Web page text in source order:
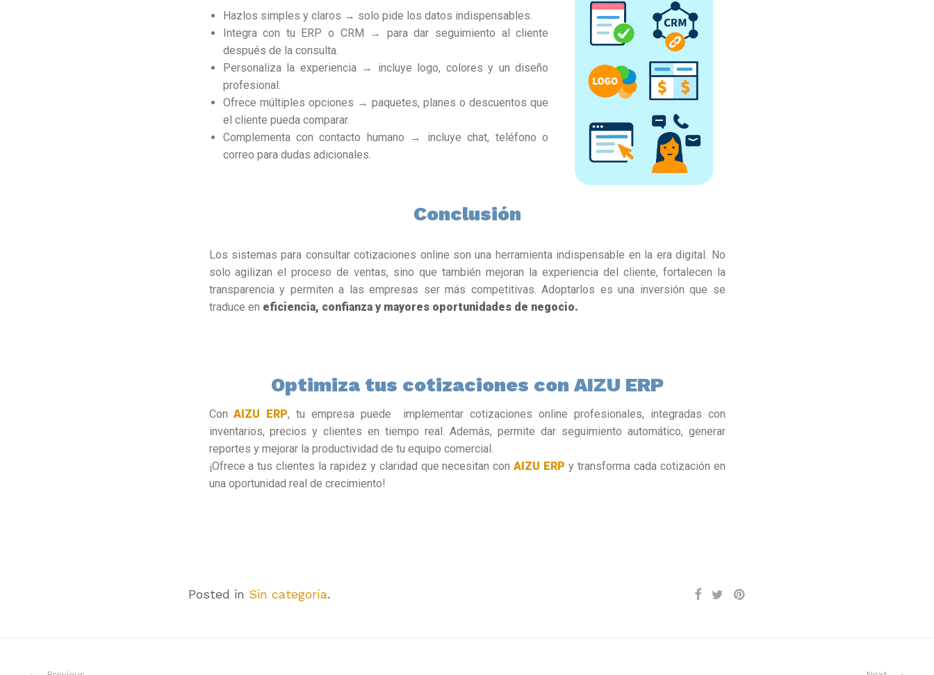
Hazlos simples y claros → solo pide los datos indispensables.
Integra con tu ERP o CRM → para dar seguimiento al cliente
después de la consulta.
Personaliza la experiencia → incluye logo, colores y un diseño
profesional.
Ofrece múltiples opciones → paquetes, planes o descuentos que
el cliente pueda comparar.
Complementa con contacto humano → incluye chat, teléfono o
correo para dudas adicionales.
Conclusión
Los sistemas para consultar cotizaciones online son una herramienta indispensable en la era digital. No
solo agilizan el proceso de ventas, sino que también mejoran la experiencia del cliente, fortalecen la
transparencia y permiten a las empresas ser más competitivas. Adoptarlos es una inversión que se
traduce en eficiencia, confianza y mayores oportunidades de negocio.
Optimiza tus cotizaciones con AIZU ERP
ConAIZU ERP, tu empresa puede implementar cotizaciones online profesionales, integradas con
inventarios, precios y clientes en tiempo real. Además, permite dar seguimiento automático, generar
reportes y mejorar la productividad de tu equipo comercial.
¡Ofrece a tus clientes la rapidez y claridad que necesitan con AIZU ERP y transforma cada cotización en
una oportunidad real de crecimiento!
Posted in Sin categoría.